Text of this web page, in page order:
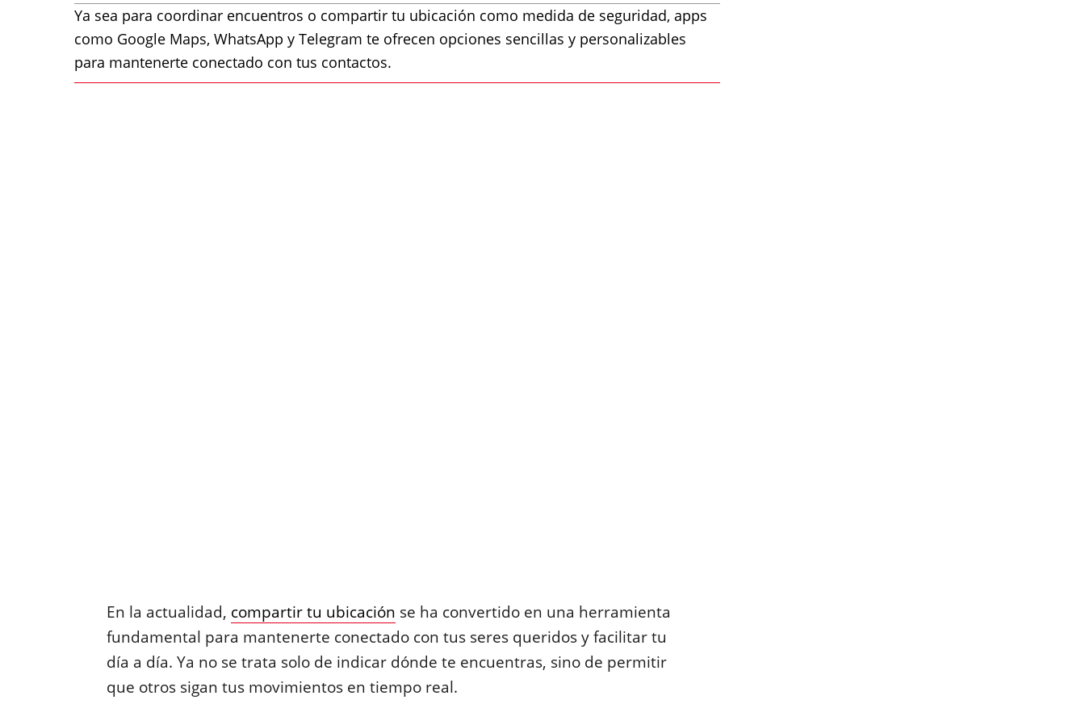
Ya sea para coordinar encuentros o compartir tu ubicación como medida de seguridad, apps
como Google Maps, WhatsApp y Telegram te ofrecen opciones sencillas y personalizables
para mantenerte conectado con tus contactos.
En la actualidad, compartir tu ubicación se ha convertido en una herramienta
fundamental para mantenerte conectado con tus seres queridos y facilitar tu
día a día. Ya no se trata solo de indicar dónde te encuentras, sino de permitir
que otros sigan tus movimientos en tiempo real.